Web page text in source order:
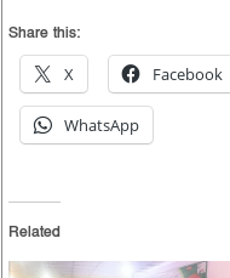
Share this:
X Facebook
WhatsApp
Related